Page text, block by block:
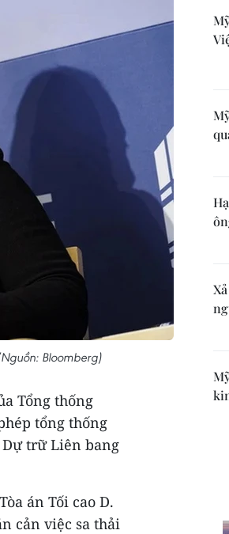
Bloomberg)
Tổng thống
tổng thống
Dự trữ Liên bang
án Tối cao D.
cản việc sa thải